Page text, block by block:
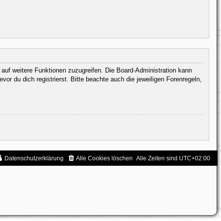
weitere Funktionen zuzugreifen. Die Board-Administration kann
du dich registrierst. Bitte beachte auch die jeweiligen Forenregeln,
Alle Zeiten sind UTC+02:00
Alle Cookies löschen
Datenschutzerklärung